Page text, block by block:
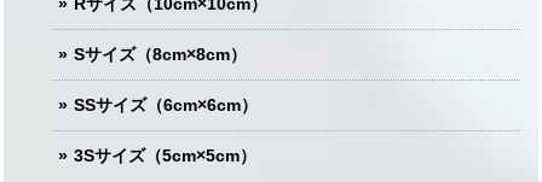
Sサイズ（8cm×8cm）
SSサイズ（6cm×6cm）
3Sサイズ（5cm×5cm）